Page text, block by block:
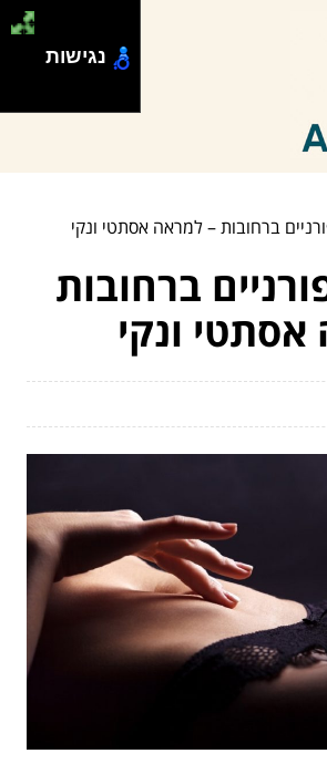
ברחובות – למראה אסתטי ונקי
ברחובות
ונקי
נגישות